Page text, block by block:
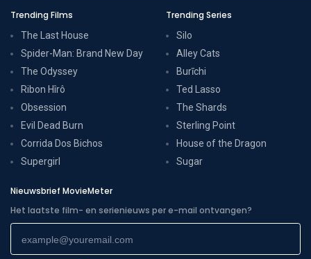
Trending Films
The Last House
Spider-Man: Brand New Day
The Odyssey
Ribon Hîrô
Obsession
Evil Dead Burn
Corrida Dos Bichos
Supergirl
Trending Series
Silo
Alley Cats
Burīchi
Ted Lasso
The Shards
Sterling Point
House of the Dragon
Sugar
Nieuwsbrief MovieMeter
Het laatste film- en serienieuws per e-mail ontvangen?